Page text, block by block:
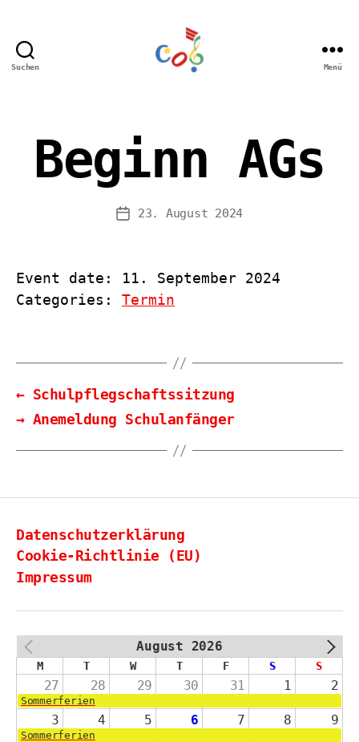
Suchen Menü
Beginn AGs
Veröffentlichungsdatum
23. August 2024
Event date: 11. September 2024
Categories: Termin
← Schulpflegschaftssitzung
→ Anemeldung Schulanfänger
Datenschutzerklärung
Cookie-Richtlinie (EU)
Impressum
August 2026
M T W T F S S
27 28 29 30 31 1 2
Sommerferien
3 4 5 6 7 8 9
Sommerferien